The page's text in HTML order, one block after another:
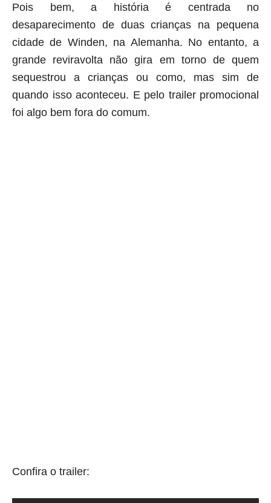
Pois bem, a história é centrada no
desaparecimento de duas crianças na pequena
cidade de Winden, na Alemanha. No entanto, a
grande reviravolta não gira em torno de quem
sequestrou a crianças ou como, mas sim de
quando isso aconteceu. E pelo trailer promocional
foi algo bem fora do comum.
Confira o trailer: